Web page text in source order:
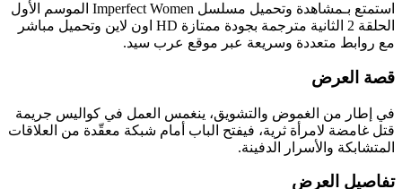
استمتع بـمشاهدة وتحميل مسلسل Imperfect Women الموسم الأول
الحلقة 2 الثانية مترجمة بجودة ممتازة HD اون لاين وتحميل مباشر
مع روابط متعددة وسريعة عبر موقع عرب سيد.
قصة العرض
في إطار من الغموض والتشويق، ينغمس العمل في كواليس جريمة
قتل غامضة لامرأة ثرية، فيفتح الباب أمام شبكة معقّدة من العلاقات
المتشابكة والأسرار الدفينة.
تفاصيل العرض